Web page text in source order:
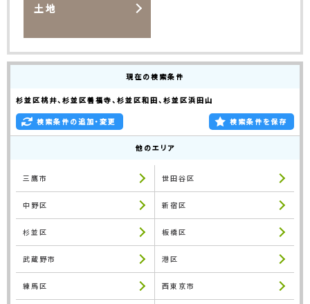
土地
現在の検索条件
杉並区桃井、杉並区善福寺、杉並区和田、杉並区浜田山
検索条件の追加・変更 検索条件を保存
他のエリア
三鷹市 世田谷区
中野区 新宿区
杉並区 板橋区
武蔵野市 港区
練馬区 西東京市